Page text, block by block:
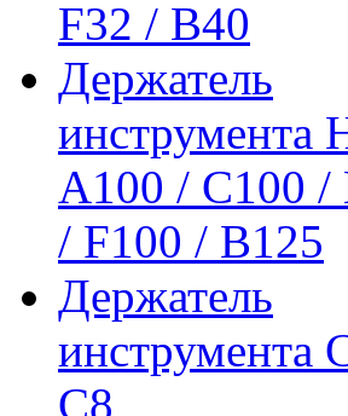
F32 / B40
Держатель
инструмента
A100 / C100 /
/ F100 / B125
Держатель
инструмента
C8